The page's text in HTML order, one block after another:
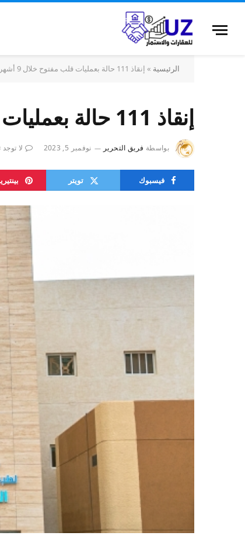
الرئيسية » إنقاذ 111 حالة بعمليات قلب مفتوح خلال 9 أشهر بالقصيم
إنقاذ 111 حالة بعمليات قلب مفتوح خلال 9 أشهر بالقصيم
بواسطة فريق التحرير نوفمبر 5, 2023 لا
فيسبوك تويتر